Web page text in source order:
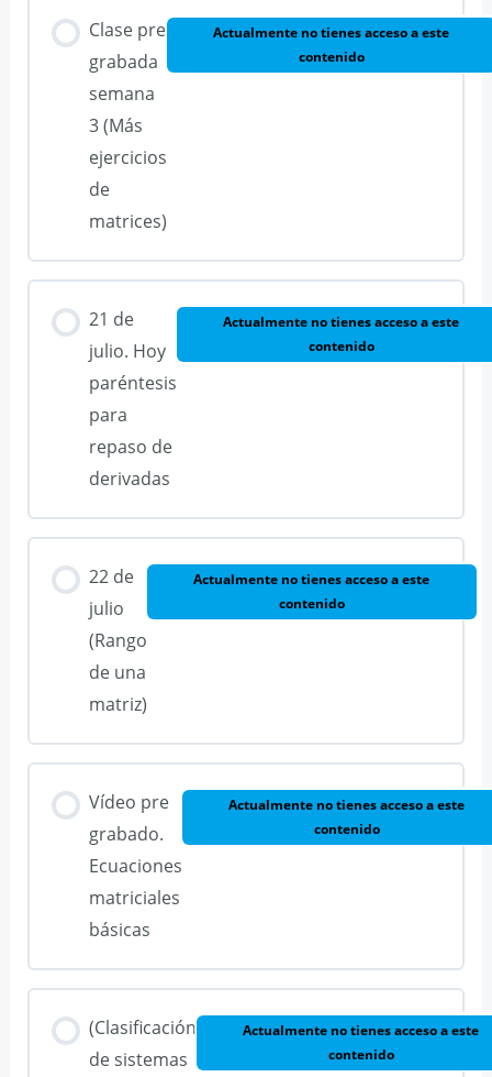
Clase pre
grabada
semana
3 (Más
ejercicios
de
matrices)
Actualmente no tienes acceso a este
contenido
21 de
julio. Hoy
paréntesis
para
repaso de
derivadas
Actualmente no tienes acceso a este
contenido
22 de
julio
(Rango
de una
matriz)
Actualmente no tienes acceso a este
contenido
Vídeo pre
grabado.
Ecuaciones
matriciales
básicas
Actualmente no tienes acceso a este
contenido
(Clasificación
de sistemas
Actualmente no tienes acceso a este
contenido